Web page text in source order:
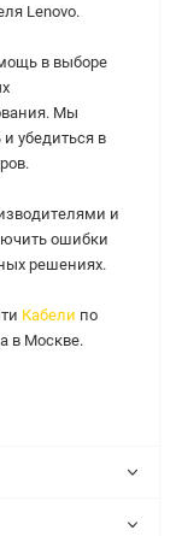
Lenovo.
в выборе
Мы
убедиться в
и
ошибки
решениях.
Кабели по
в Москве.